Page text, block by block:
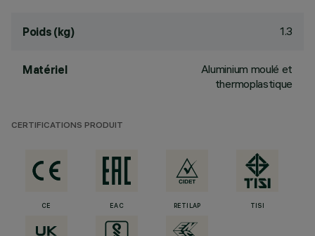
Poids (kg) 1.3
Matériel
Aluminium moulé et
thermoplastique
CERTIFICATIONS PRODUIT
CE EAC RETILAP TISI